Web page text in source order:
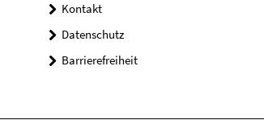
Kontakt
Datenschutz
Barrierefreiheit